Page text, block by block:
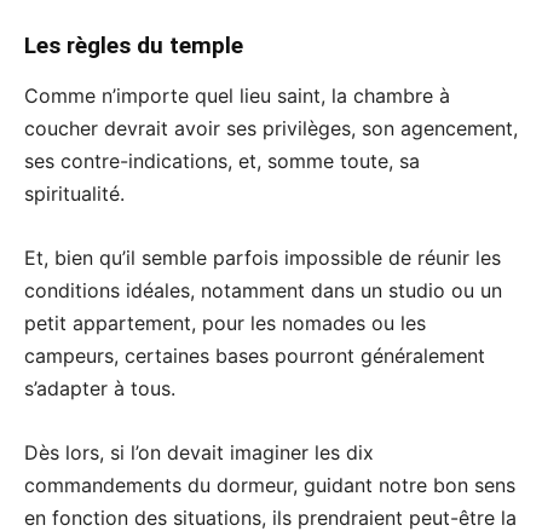
Les règles du temple
Comme n’importe quel lieu saint, la chambre à
coucher devrait avoir ses privilèges, son agencement,
ses contre-indications, et, somme toute, sa
spiritualité.
Et, bien qu’il semble parfois impossible de réunir les
conditions idéales, notamment dans un studio ou un
petit appartement, pour les nomades ou les
campeurs, certaines bases pourront généralement
s’adapter à tous.
Dès lors, si l’on devait imaginer les dix
commandements du dormeur, guidant notre bon sens
en fonction des situations, ils prendraient peut-être la